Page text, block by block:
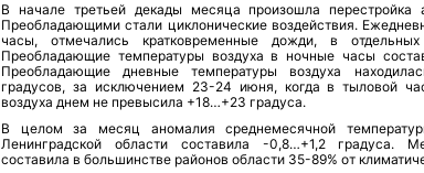
В начале третьей декады месяца произошла перестройка
Преобладающими стали циклонические воздействия.
часы, отмечались кратковременные дожди, в
Преобладающие температуры воздуха в ночные часы
Преобладающие дневные температуры воздуха
градусов, за исключением 23-24 июня, когда в тыловой
воздуха днем не превысила +18…+23 градуса.
В целом за месяц аномалия среднемесячной
Ленинградской области составила -0,8…+1,2 градуса.
составила в большинстве районов области 35-89% от